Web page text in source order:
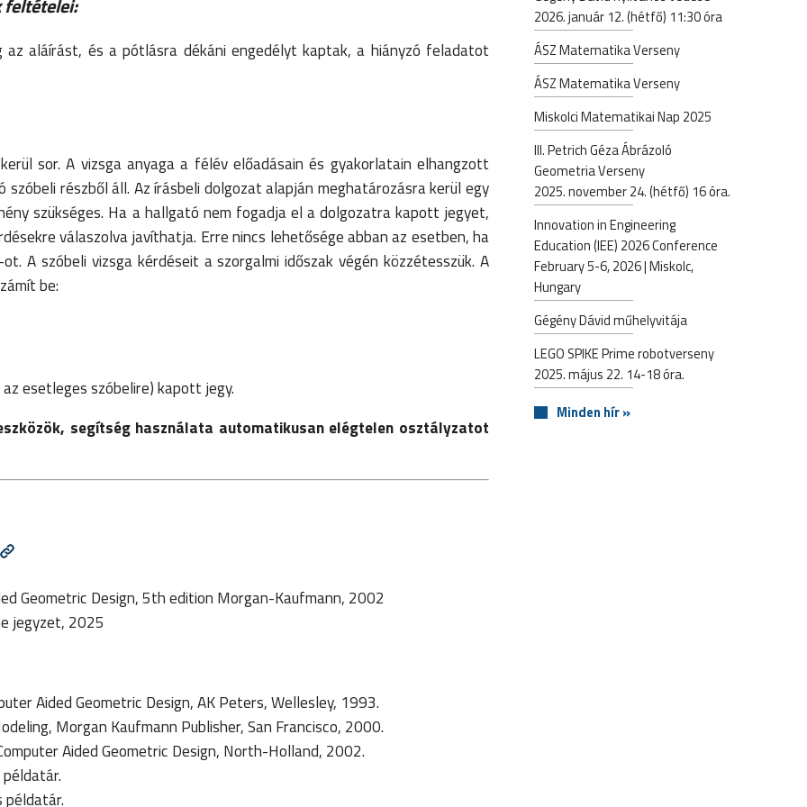
feltételei:
az aláírást, és a pótlásra dékáni engedélyt kaptak, a hiányzó feladatot
sor. A vizsga anyaga a félév előadásain és gyakorlatain elhangzott
szóbeli részből áll. Az írásbeli dolgozat alapján meghatározásra kerül egy
szükséges. Ha a hallgató nem fogadja el a dolgozatra kapott jegyet,
válaszolva javíthatja. Erre nincs lehetősége abban az esetben, ha
A szóbeli vizsga kérdéseit a szorgalmi időszak végén közzétesszük. A
be:
esetleges szóbelire) kapott jegy.
segítség használata automatikusan elégtelen osztályzatot
Geometric Design, 5th edition Morgan-Kaufmann, 2002
jegyzet, 2025
Aided Geometric Design, AK Peters, Wellesley, 1993.
Morgan Kaufmann Publisher, San Francisco, 2000.
Aided Geometric Design, North-Holland, 2002.
példatár.
2026. január 12. (hétfő) 11:30 óra
ÁSZ Matematika Verseny
ÁSZ Matematika Verseny
Miskolci Matematikai Nap 2025
III. Petrich Géza Ábrázoló
Geometria Verseny
2025. november 24. (hétfő) 16 óra.
Innovation in Engineering
Education (IEE) 2026 Conference
February 5-6, 2026 | Miskolc,
Hungary
Gégény Dávid műhelyvitája
LEGO SPIKE Prime robotverseny
2025. május 22. 14-18 óra.
Minden hír »